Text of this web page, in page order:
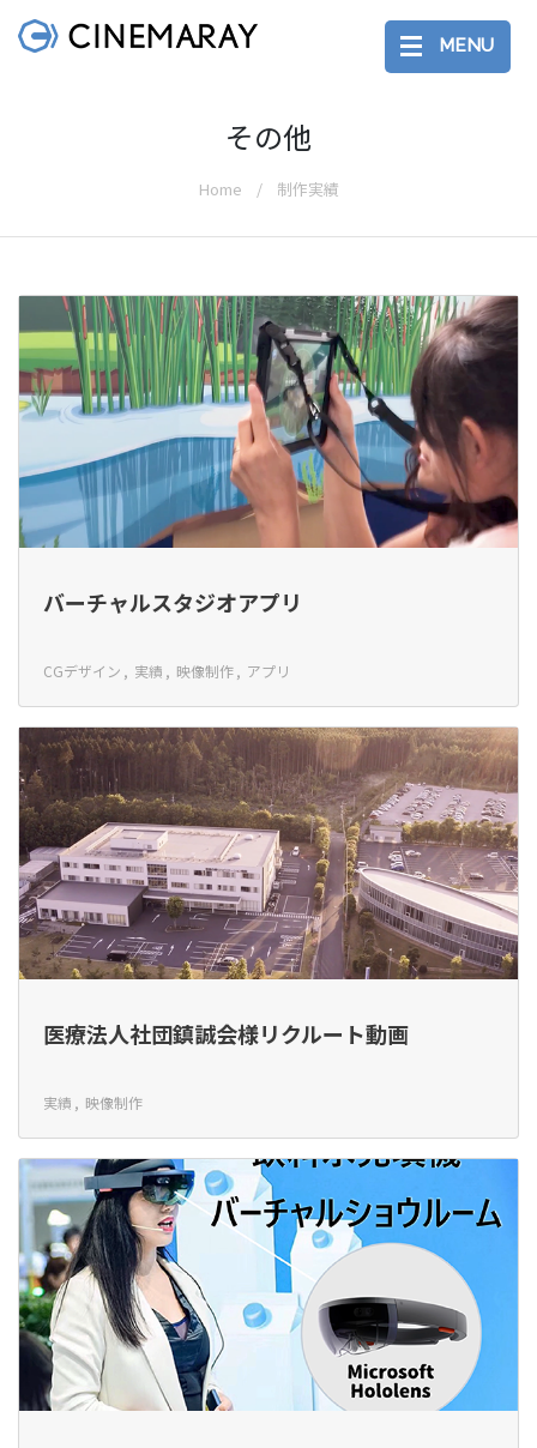
MENU
その他
Home 制作実績
バーチャルスタジオアプリ
CGデザイン 実績 映像制作 アプリ
医療法人社団鎮誠会様リクルート動画
実績 映像制作